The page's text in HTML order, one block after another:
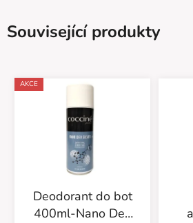
Související produkty
AKCE
Deodorant do bot
400ml-Nano Deo